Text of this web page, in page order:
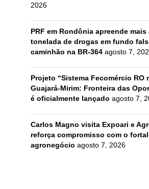
2026
PRF em Rondônia apreende mais
tonelada de drogas em fundo
caminhão na BR-364 agosto 7,
Projeto “Sistema Fecomércio RO
Guajará-Mirim: Fronteira das
é oficialmente lançado agosto 7,
Carlos Magno visita Expoari e
reforça compromisso com o
agronegócio agosto 7, 2026